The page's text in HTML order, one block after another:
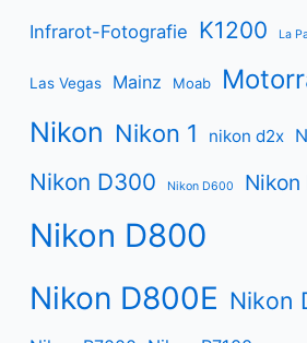
Infrarot-Fotografie K1200 La
Las Vegas Mainz Moab
Nikon Nikon 1 nikon d2x
Nikon D300 Nikon D600 Nikon
Nikon D800
Nikon D800E Nikon